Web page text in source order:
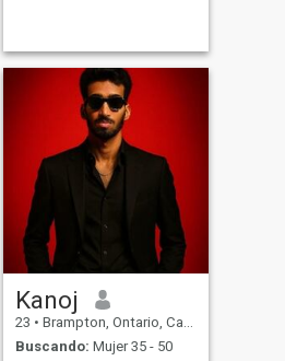
Kanoj
23 • Brampton, Ontario, Canadá
Buscando: Mujer 35 - 50